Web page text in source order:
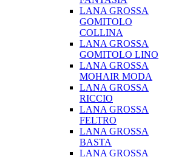
LANA GROSSA
GOMITOLO
COLLINA
LANA GROSSA
GOMITOLO LINO
LANA GROSSA
MOHAIR MODA
LANA GROSSA
RICCIO
LANA GROSSA
FELTRO
LANA GROSSA
BASTA
LANA GROSSA